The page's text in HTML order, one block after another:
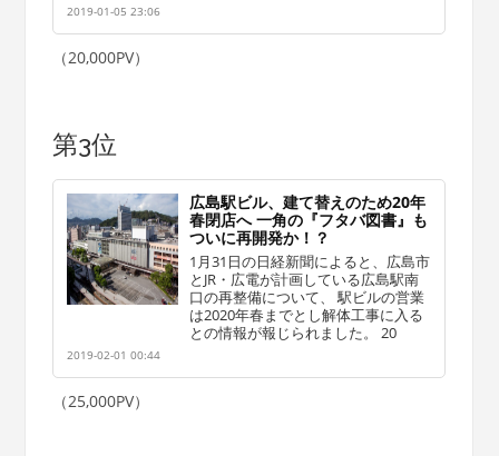
2019-01-05 23:06
（20,000PV）
第3位
広島駅ビル、建て替えのため20年
春閉店へ 一角の『フタバ図書』も
ついに再開発か！？
1月31日の日経新聞によると、広島市
とJR・広電が計画している広島駅南
口の再整備について、 駅ビルの営業
は2020年春までとし解体工事に入る
との情報が報じられました。 20
2019-02-01 00:44
（25,000PV）